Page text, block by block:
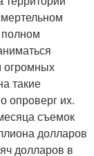
огромных
такие
опроверг их.
съемок
долларов
долларов в